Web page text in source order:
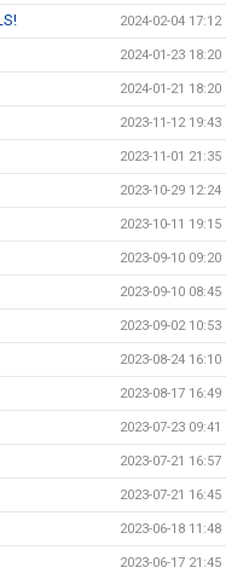
2024-02-04 17:12
2024-01-23 18:20
2024-01-21 18:20
2023-11-12 19:43
2023-11-01 21:35
2023-10-29 12:24
2023-10-11 19:15
2023-09-10 09:20
2023-09-10 08:45
2023-09-02 10:53
2023-08-24 16:10
2023-08-17 16:49
2023-07-23 09:41
2023-07-21 16:57
2023-07-21 16:45
2023-06-18 11:48
2023-06-17 21:45